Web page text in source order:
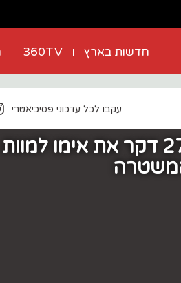
חדשות בארץ 360TV
עקבו לכל עדכוני פסיכיאטרי
רצח בבית שמש: בן 27 דקר את אימו